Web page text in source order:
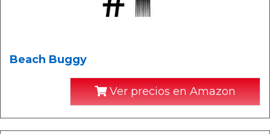
Beach Buggy
Ver precios en Amazon